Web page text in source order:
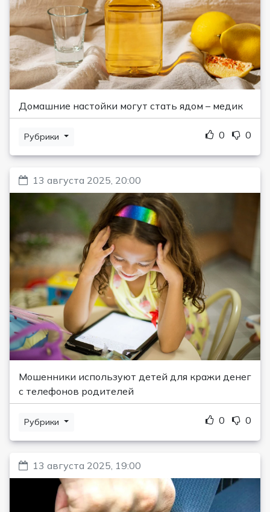
Домашние настойки могут стать ядом – медик
Рубрики 0 0
13 августа 2025, 20:00
Мошенники используют детей для кражи денег
с телефонов родителей
Рубрики 0 0
13 августа 2025, 19:00